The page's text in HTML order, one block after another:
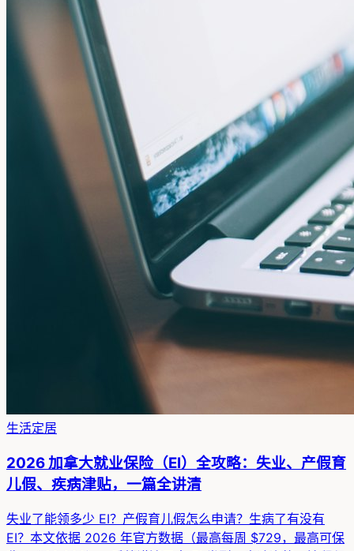
生活定居
2026 加拿大就业保险（EI）全攻略：失业、产假育
儿假、疾病津贴，一篇全讲清
失业了能领多少 EI？产假育儿假怎么申请？生病了有没有
EI？本文依据 2026 年官方数据（最高每周 $729，最高可保